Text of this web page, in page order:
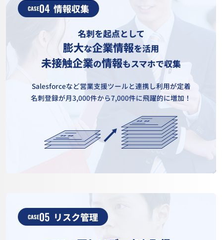
CASE04 情報収集
名刺を起点として
膨大な企業情報を活用
未接触企業の情報もスマホで収集
Salesforceなど営業支援ツールと連携し利用が定着
名刺登録が月3,000件から7,000件に飛躍的に増加！
CASE05 リスク管理